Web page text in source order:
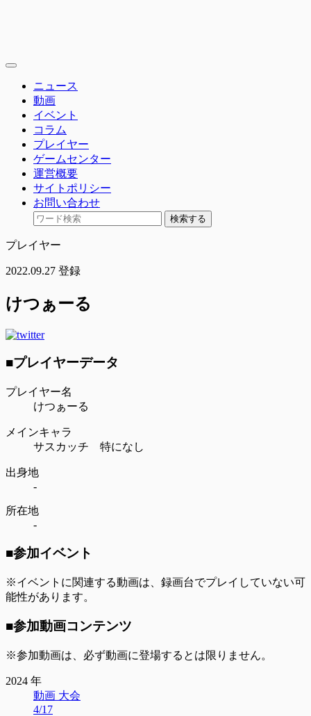
toggle
ニュース
動画
イベント
コラム
プレイヤー
ゲームセンター
運営概要
サイトポリシー
お問い合わせ
検索する
プレイヤー
2022.09.27 登録
けつぁーる
■プレイヤーデータ
プレイヤー名
けつぁーる
メインキャラ
サスカッチ 特になし
出身地
-
所在地
-
■参加イベント
※イベントに関連する動画は、録画台でプレイしていない可
能性があります。
■参加動画コンテンツ
※参加動画は、必ず動画に登場するとは限りません。
2024 年
動画 大会
4/17